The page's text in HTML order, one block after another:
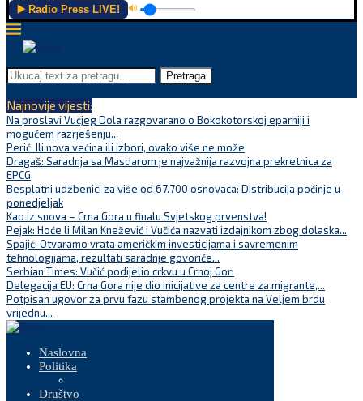
▶️ Radio Press LIVE! 🔊
Pretraga
Najnovije vijesti:
Na proslavi Vučjeg Dola razgovarano o Bokokotorskoj eparhiji i
mogućem razrješenju...
Perić: Ili nova većina ili izbori, ovako više ne može
Dragaš: Saradnja sa Masdarom je najvažnija razvojna prekretnica za
EPCG
Besplatni udžbenici za više od 67.700 osnovaca: Distribucija počinje u
ponedjeljak
Kao iz snova – Crna Gora u finalu Svjetskog prvenstva!
Pejak: Hoće li Milan Knežević i Vučića nazvati izdajnikom zbog dolaska...
Spajić: Otvaramo vrata američkim investicijama i savremenim
tehnologijama, rezultati saradnje govoriće...
Serbian Times: Vučić podijelio crkvu u Crnoj Gori
Delegacija EU: Crna Gora nije dio inicijative za centre za migrante,...
Potpisan ugovor za prvu fazu stambenog projekta na Veljem brdu
vrijednu...
Naslovna
Politika
Društvo